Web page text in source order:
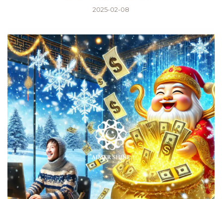
2025-02-08